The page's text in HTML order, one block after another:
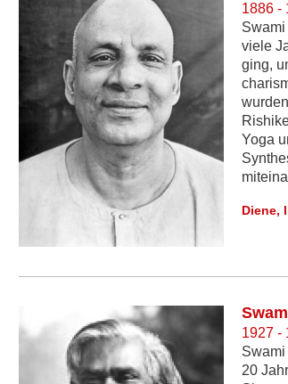
1886 -
viele
ging,
Yoga
Diene,
1927 -
20